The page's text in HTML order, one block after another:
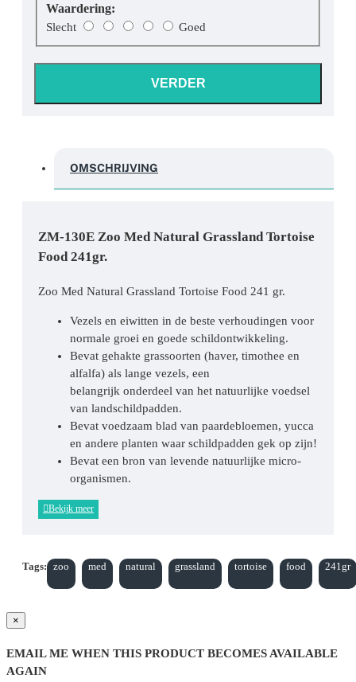
Waardering:
Slecht Goed
VERDER
OMSCHRIJVING
ZM-130E Zoo Med Natural Grassland Tortoise
Food 241gr.
Zoo Med Natural Grassland Tortoise Food 241 gr.
Vezels en eiwitten in de beste verhoudingen voor
normale groei en goede schildontwikkeling.
Bevat gehakte grassoorten (haver, timothee en
alfalfa) als lange vezels, een
belangrijk onderdeel van het natuurlijke voedsel
van landschildpadden.
Bevat voedzaam blad van paardebloemen, yucca
en andere planten waar schildpadden gek op zijn!
Bevat een bron van levende natuurlijke micro-
organismen.
Tags: zoo med natural grassland tortoise food 241gr
×
EMAIL ME WHEN THIS PRODUCT BECOMES AVAILABLE
AGAIN